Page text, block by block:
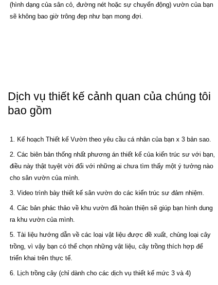
(hình dạng của sân cỏ, đường nét hoặc sự chuyển động) vườn của bạn
sẽ không bao giờ trông đẹp như bạn mong đợi.
Dịch vụ thiết kế cảnh quan của chúng tôi
bao gồm
1. Kế hoạch Thiết kế Vườn theo yêu cầu cá nhân của bạn x 3 bản sao.
2. Các biên bản thống nhất phương án thiết kế của kiến trúc sư với bạn,
điều này thật tuyệt vời đối với những ai chưa tìm thấy một ý tưởng nào
cho sân vườn của mình.
3. Video trình bày thiết kế sân vườn do các kiến trúc sư đảm nhiệm.
4. Các bản phác thảo về khu vườn đã hoàn thiện sẽ giúp bạn hình dung
ra khu vườn của mình.
5. Tài liệu hướng dẫn về các loại vật liệu được đề xuất, chủng loại cây
trồng, vì vậy bạn có thể chọn những vật liệu, cây trồng thích hợp để
triển khai trên thực tế.
6. Lịch trồng cây (chỉ dành cho các dịch vụ thiết kế mức 3 và 4)